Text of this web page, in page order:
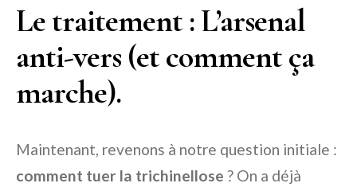
Le traitement : L’arsenal
anti-vers (et comment ça
marche).
Maintenant, revenons à notre question initiale :
comment tuer la trichinellose ? On a déjà